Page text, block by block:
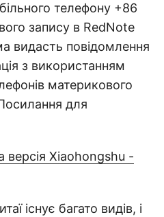
телефону +86
запису в RedNote
видасть повідомлення
з використанням
материкового
для
Xiaohongshu -
існує багато видів, і